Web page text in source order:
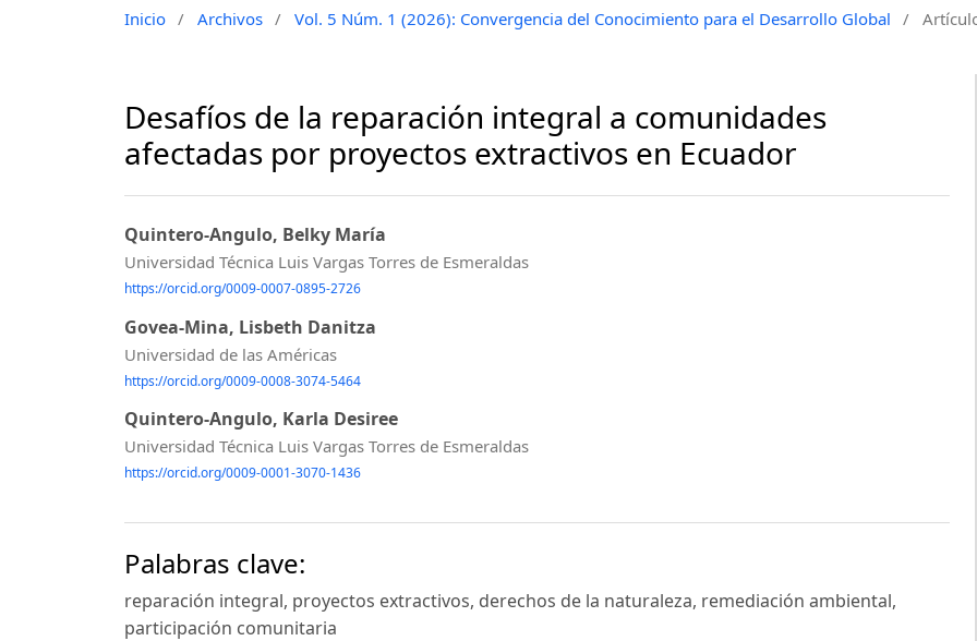
Inicio / Archivos / Vol. 5 Núm. 1 (2026): Convergencia del Conocimiento para el Desarrollo Global /
⁠Desafíos de la reparación integral a comunidades
afectadas por proyectos extractivos en Ecuador
Quintero-Angulo, Belky María
Universidad Técnica Luis Vargas Torres de Esmeraldas
https://orcid.org/0009-0007-0895-2726
Govea-Mina, Lisbeth Danitza
Universidad de las Américas
https://orcid.org/0009-0008-3074-5464
Quintero-Angulo, Karla Desiree
Universidad Técnica Luis Vargas Torres de Esmeraldas
https://orcid.org/0009-0001-3070-1436
Palabras clave:
reparación integral, proyectos extractivos, derechos de la naturaleza, remediación ambiental,
participación comunitaria